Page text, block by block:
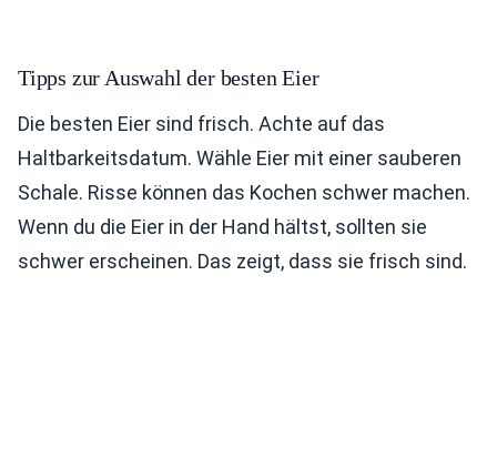
Tipps zur Auswahl der besten Eier
Die besten Eier sind frisch. Achte auf das
Haltbarkeitsdatum. Wähle Eier mit einer sauberen
Schale. Risse können das Kochen schwer machen.
Wenn du die Eier in der Hand hältst, sollten sie
schwer erscheinen. Das zeigt, dass sie frisch sind.